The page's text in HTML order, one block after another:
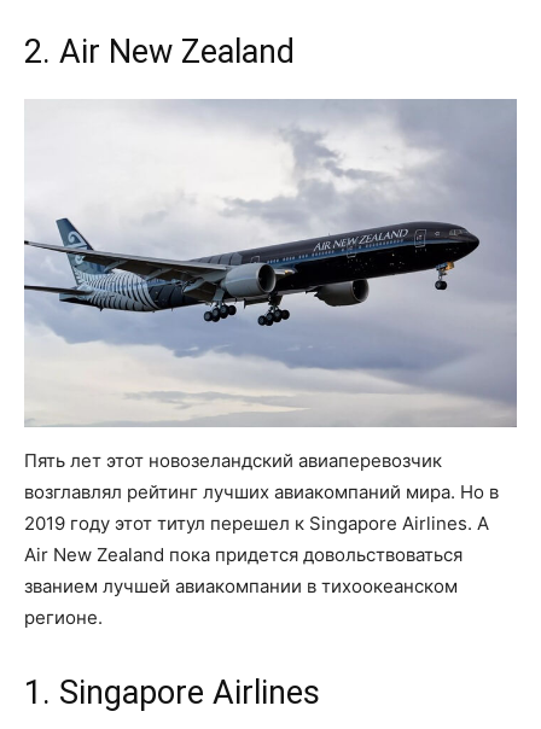
2. Air New Zealand
Пять лет этот новозеландский авиаперевозчик
возглавлял рейтинг лучших авиакомпаний мира. Но в
2019 году этот титул перешел к Singapore Airlines. А
Air New Zealand пока придется довольствоваться
званием лучшей авиакомпании в тихоокеанском
регионе.
1. Singapore Airlines